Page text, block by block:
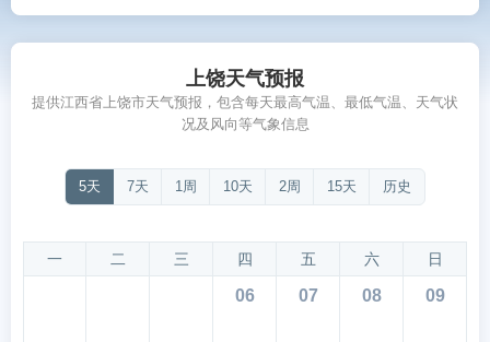
上饶天气预报
提供江西省上饶市天气预报，包含每天最高气温、最低气温、天气状
况及风向等气象信息
5天 7天 1周 10天 2周 15天 历史
一 二 三 四 五 六 日
06 07 08 09